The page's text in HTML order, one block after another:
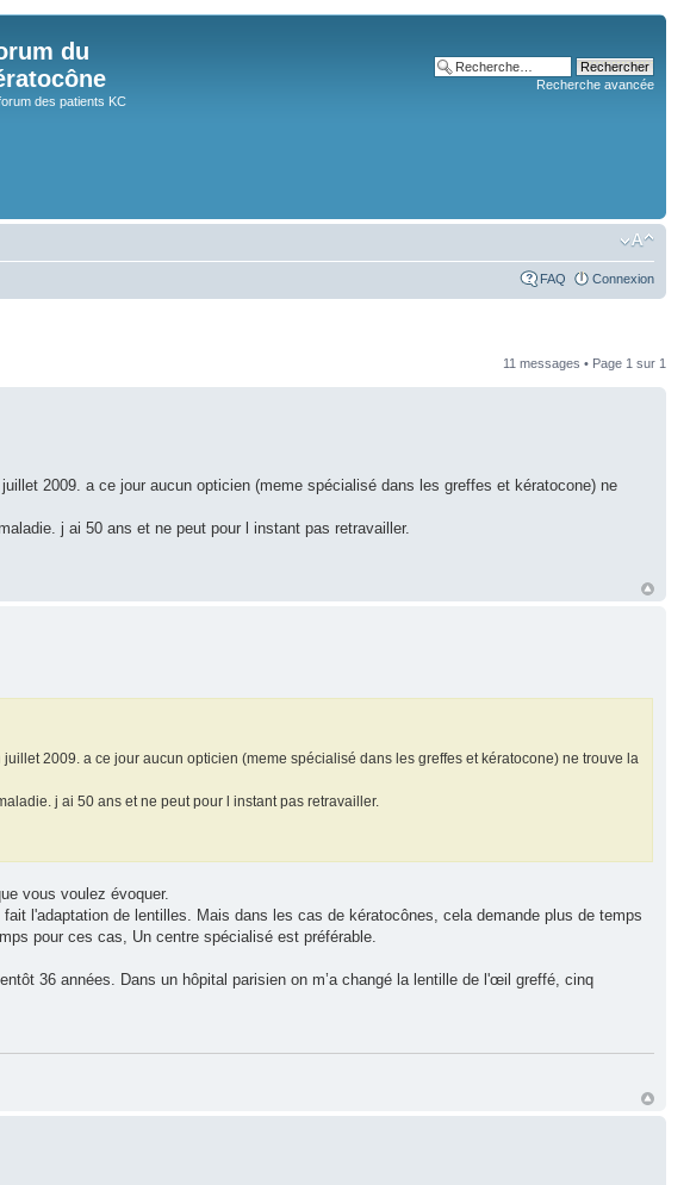
du
des patients KC
Recherche avancée
FAQ Connexion
11 messages • Page 1 sur 1
2009. a ce jour aucun opticien (meme spécialisé dans les greffes et kératocone) ne
j ai 50 ans et ne peut pour l instant pas retravailler.
2009. a ce jour aucun opticien (meme spécialisé dans les greffes et kératocone) ne trouve la
j ai 50 ans et ne peut pour l instant pas retravailler.
vous voulez évoquer.
l'adaptation de lentilles. Mais dans les cas de kératocônes, cela demande plus de temps
pour ces cas, Un centre spécialisé est préférable.
36 années. Dans un hôpital parisien on m’a changé la lentille de l'œil greffé, cinq